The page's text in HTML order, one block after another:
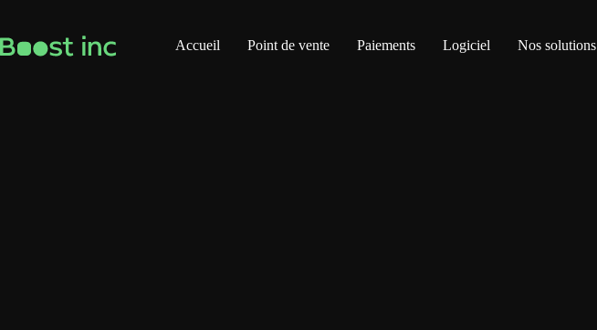
content
Accueil Point de vente Paiements Logiciel Nos solutions